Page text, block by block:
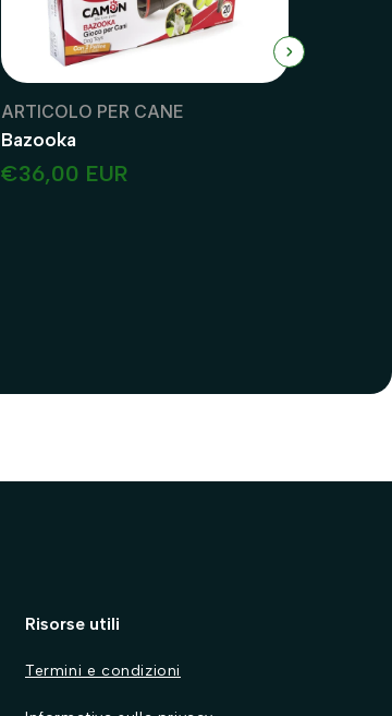
ARTICOLO PER CANE
Bazooka
€36,00 EUR
Risorse utili
Termini e condizioni